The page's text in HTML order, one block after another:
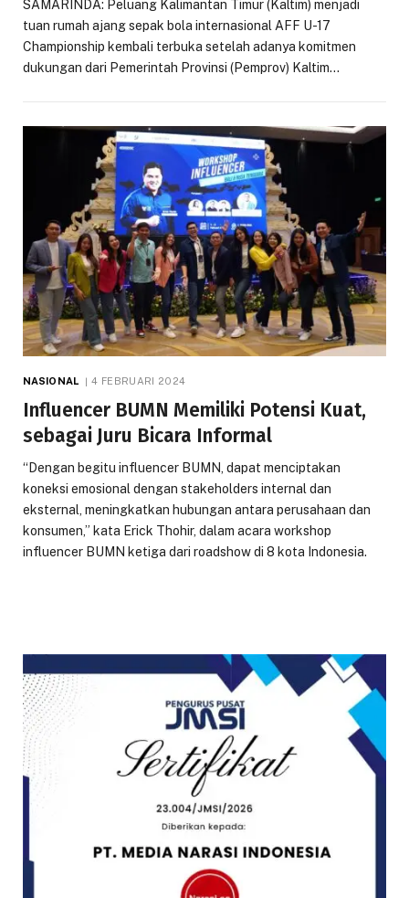
SAMARINDA: Peluang Kalimantan Timur (Kaltim) menjadi
tuan rumah ajang sepak bola internasional AFF U-17
Championship kembali terbuka setelah adanya komitmen
dukungan dari Pemerintah Provinsi (Pemprov) Kaltim…
NASIONAL 4 FEBRUARI 2024
Influencer BUMN Memiliki Potensi Kuat,
sebagai Juru Bicara Informal
“Dengan begitu influencer BUMN, dapat menciptakan
koneksi emosional dengan stakeholders internal dan
eksternal, meningkatkan hubungan antara perusahaan dan
konsumen,” kata Erick Thohir, dalam acara workshop
influencer BUMN ketiga dari roadshow di 8 kota Indonesia.